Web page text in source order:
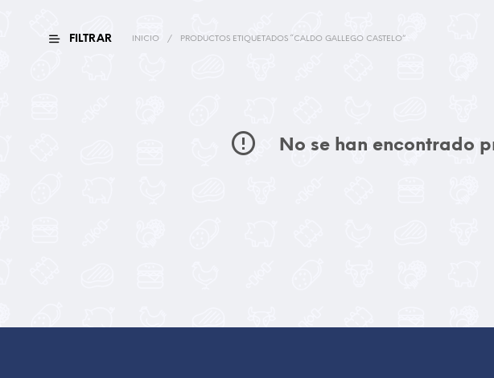
FILTRAR INICIO / PRODUCTOS ETIQUETADOS “CALDO GALLEGO CASTELO”
No se han encontrado